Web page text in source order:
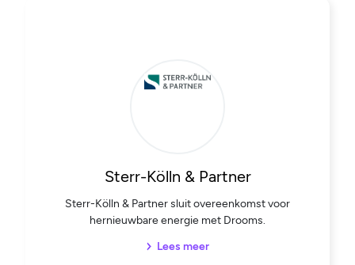
Sterr-Kölln & Partner
Sterr-Kölln & Partner sluit overeenkomst voor
hernieuwbare energie met Drooms.
Lees meer